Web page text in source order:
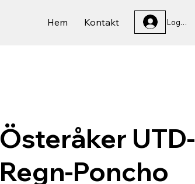
Hem Kontakt Logga In
Österåker UTD-
Regn-Poncho